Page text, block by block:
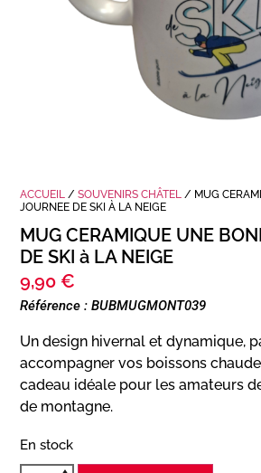
ACCUEIL /SOUVENIRS CHÂTEL / MUG
JOURNEE DE SKI À LA NEIGE
MUG CERAMIQUE UNE
DE SKI à LA NEIGE
9,90 €
Référence : BUBMUGMONT039
Un design hivernal et dynamique,
accompagner vos boissons
cadeau idéale pour les amateurs
de montagne.
En stock